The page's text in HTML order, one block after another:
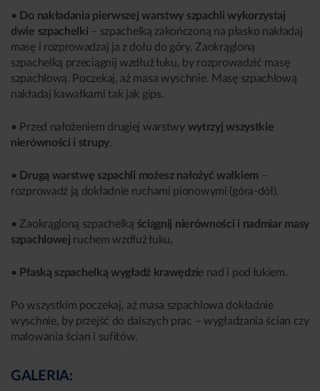
• Do nakładania pierwszej warstwy szpachli wykorzystaj
dwie szpachelki – szpachelką zakończoną na płasko nakładaj
masę i rozprowadzaj ja z dołu do góry. Zaokrągloną
szpachelką przeciągnij wzdłuż łuku, by rozprowadzić masę
szpachlową. Poczekaj, aż masa wyschnie. Masę szpachlową
nakładaj kawałkami tak jak gips.
• Przed nałożeniem drugiej warstwy wytrzyj wszystkie
nierówności i strupy.
• Drugą warstwę szpachli możesz nałożyć wałkiem –
rozprowadź ją dokładnie ruchami pionowymi (góra-dół).
• Zaokrągloną szpachelką ściągnij nierówności i nadmiar masy
szpachlowej ruchem wzdłuż łuku,
• Płaską szpachelką wygładź krawędzie nad i pod łukiem.
Po wszystkim poczekaj, aż masa szpachlowa dokładnie
wyschnie, by przejść do dalszych prac – wygładzania ścian czy
malowania ścian i sufitów.
GALERIA: